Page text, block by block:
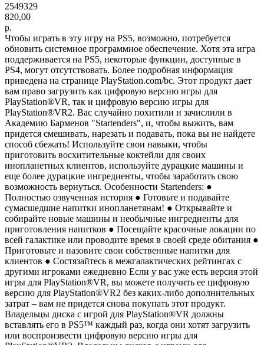
2549329
820,00
р.
Чтобы играть в эту игру на PS5, возможно, потребуется
обновить системное программное обеспечение. Хотя эта игра
поддерживается на PS5, некоторые функции, доступные в
PS4, могут отсутствовать. Более подробная информация
приведена на странице PlayStation.com/bc. Этот продукт дает
вам право загрузить как цифровую версию игры для
PlayStation®VR, так и цифровую версию игры для
PlayStation®VR2. Вас случайно похитили и зачислили в
Академию Барменов "Startenders", и, чтобы выжить, вам
придется смешивать, нарезать и подавать, пока вы не найдете
способ сбежать! Используйте свои навыки, чтобы
приготовить восхитительные коктейли для своих
инопланетных клиентов, используйте дурацкие машины и
еще более дурацкие ингредиенты, чтобы заработать свою
возможность вернуться. Особенности Startenders: ●
Полностью озвученная история ● Готовьте и подавайте
сумасшедшие напитки инопланетянам! ● Открывайте и
собирайте новые машины и необычные ингредиенты для
приготовления напитков ● Посещайте красочные локации по
всей галактике или проводите время в своей среде обитания ●
Приготовьте и назовите свои собственные напитки для
клиентов ● Состязайтесь в межгалактических рейтингах с
другими игроками ежедневно Если у вас уже есть версия этой
игры для PlayStation®VR, вы можете получить ее цифровую
версию для PlayStation®VR2 без каких-либо дополнительных
затрат – вам не придется снова покупать этот продукт.
Владельцы диска с игрой для PlayStation®VR должны
вставлять его в PS5™ каждый раз, когда они хотят загрузить
или воспроизвести цифровую версию игры для